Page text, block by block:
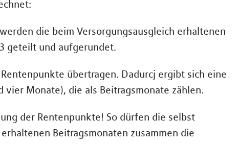
die beim Versorgungsausgleich erhaltenen
geteilt und aufgerundet.
übertragen. Dadurcj ergibt sich eine
vier Monate), die als Beitragsmonate zählen.
der Rentenpunkte! So dürfen die selbst
Beitragsmonaten zusammen die